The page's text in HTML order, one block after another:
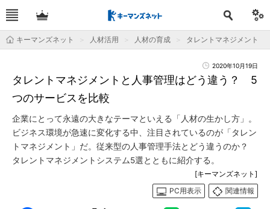
キーマンズネット 人材活用 人材の育成 タレントマネジメント
2020年10月19日
タレントマネジメントと人事管理はどう違う？ 5
つのサービスを比較
企業にとって永遠の大きなテーマといえる「人材の生かし方」。
ビジネス環境が急速に変化する中、注目されているのが「タレン
トマネジメント」だ。従来型の人事管理手法とどう違うのか？
タレントマネジメントシステム5選とともに紹介する。
[キーマンズネット]
PC用表示
関連情報